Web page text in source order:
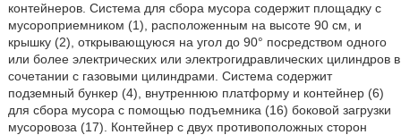
контейнеров. Система для сбора мусора содержит площадку с
мусороприемником (1), расположенным на высоте 90 см, и
крышку (2), открывающуюся на угол до 90° посредством одного
или более электрических или электрогидравлических цилиндров в
сочетании с газовыми цилиндрами. Система содержит
подземный бункер (4), внутреннюю платформу и контейнер (6)
для сбора мусора с помощью подъемника (16) боковой загрузки
мусоровоза (17). Контейнер с двух противоположных сторон